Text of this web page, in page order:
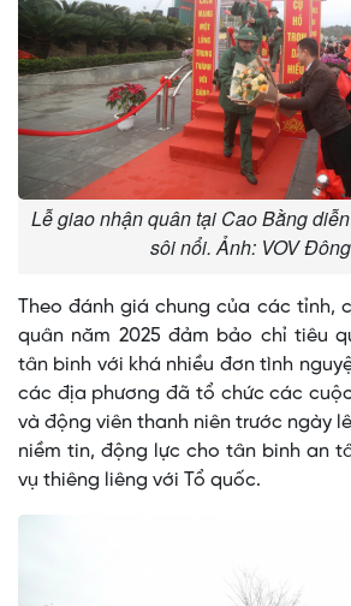
Lễ giao nhận quân tại Cao Bằng
sôi nổi. Ảnh: VOV
Theo đánh giá chung của các tỉnh,
quân năm 2025 đảm bảo chỉ tiêu
tân binh với khá nhiều đơn tình
các địa phương đã tổ chức các
và động viên thanh niên trước ngày
niềm tin, động lực cho tân binh an
vụ thiêng liêng với Tổ quốc.